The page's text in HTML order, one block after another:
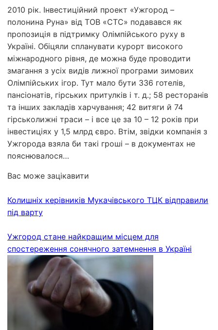
2010 рік. Інвестиційний проект «Ужгород –
полонина Руна» від ТОВ «СТС» подавався як
пропозиція в підтримку Олімпійського руху в
Україні. Обіцяли спланувати курорт високого
міжнародного рівня, де можна буде проводити
змагання з усіх видів лижної програми зимових
Олімпійських ігор. Тут мало бути 336 готелів,
пансіонатів, гірських притулків і т. д.; 58 ресторанів
та інших закладів харчування; 42 витяги й 74
гірськолижні траси – і все це за 10 – 12 років при
інвестиціях у 1,5 млрд євро. Втім, звідки компанія з
Ужгорода взяла би такі гроші – в документах не
пояснювалося…
Вас може зацікавити
Колишніх керівників Мукачівського ТЦК відправили
під варту
Ужгород стане найкращим місцем для
спостереження сонячного затемнення в Україні